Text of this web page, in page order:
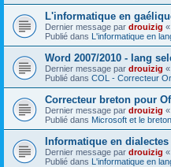
L'informatique en
Dernier message par drouizig «
Publié dans L'informatique en
Word 2007/2010 - lang
Dernier message par drouizig «
Publié dans COL - Correcteur
Correcteur breton pour
Dernier message par drouizig «
Publié dans Microsoft et le
Informatique en
Dernier message par drouizig «
Publié dans L'informatique en